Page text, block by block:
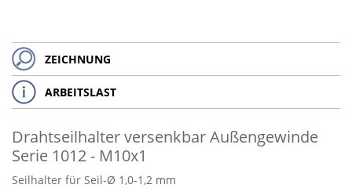
ZEICHNUNG
ARBEITSLAST
Drahtseilhalter versenkbar Außengewinde
Serie 1012 - M10x1
Seilhalter für Seil-Ø 1,0-1,2 mm